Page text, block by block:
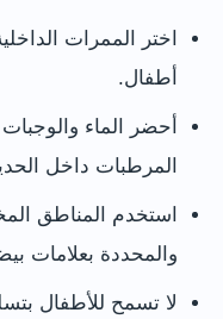
اختر الممرات
أطفال.
أحضر الماء
المرطبات داخل
استخدم المناطق
والمحددة بعلامات
لا تسمح للأطفال